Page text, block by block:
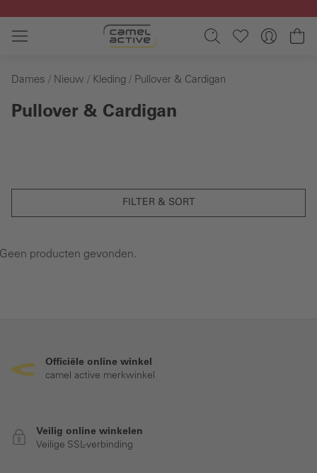
Ga naar de hoofdinhoud
Dames Nieuw Kleding Pullover & Cardigan
Pullover & Cardigan
FILTER & SORT
producten gevonden.
Officiële online winkel
camel active merkwinkel
Veilig online winkelen
Veilige SSL-verbinding